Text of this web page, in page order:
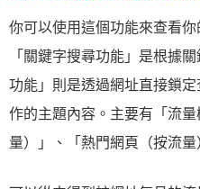
你可以使用這個功能來查看
「關鍵字搜尋功能」是根據
功能」則是透過網址直接鎖
作的主題內容。主要有「流
量）」、「熱門網頁（按流量